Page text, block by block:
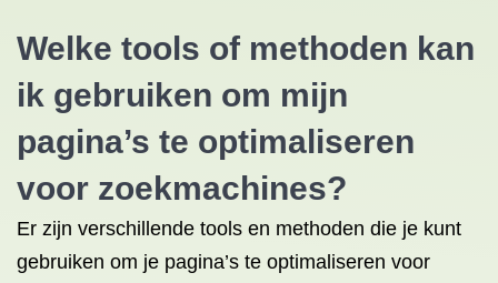
Welke tools of methoden kan
ik gebruiken om mijn
pagina’s te optimaliseren
voor zoekmachines?
Er zijn verschillende tools en methoden die je kunt
gebruiken om je pagina’s te optimaliseren voor